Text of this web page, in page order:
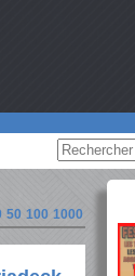
50 100 1000